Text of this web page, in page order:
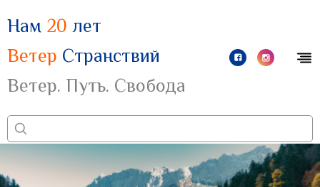
Нам 20 лет
Ветер Странствий
Ветер. Путь. Свобода